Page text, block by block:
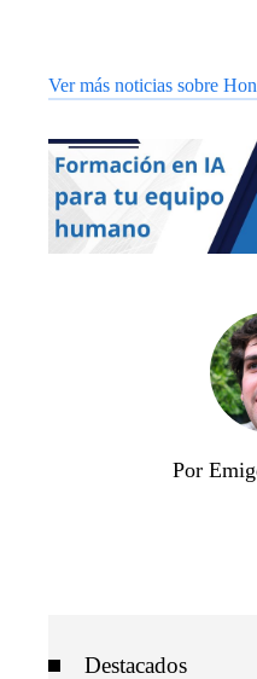
Ver más noticias sobre
Por
Destacados